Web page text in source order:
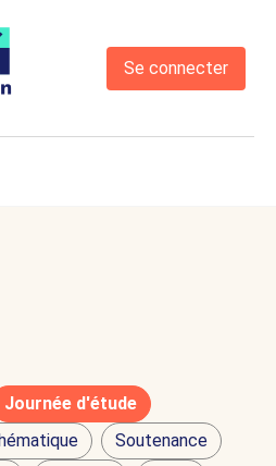
Se connecter
Journée d'étude
Soutenance